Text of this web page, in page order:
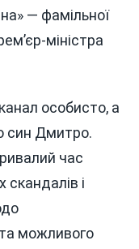
— фамільної
міністра
особисто, а
син Дмитро.
час
скандалів і
можливого